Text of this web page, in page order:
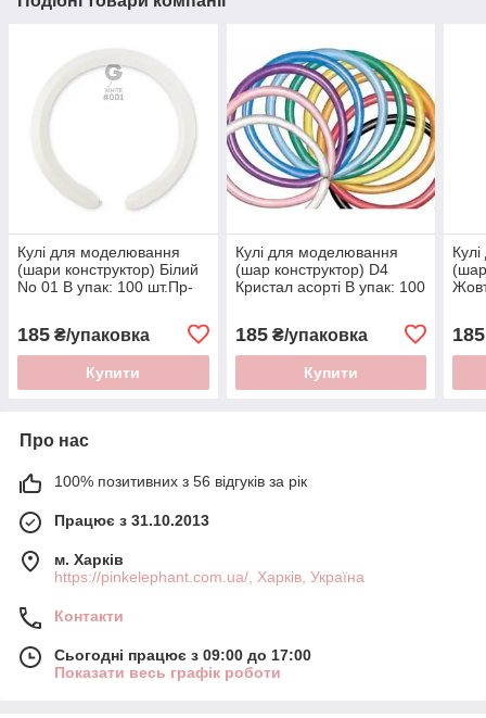
Кулі для моделювання
(шари конструктор) Білий
No 01 В упак: 100 шт.Пр-
185 ₴/упаковка
Купити
Кулі для моделювання
(шар конструктор) D4
Кристал асорті В упак: 100
185₴/упаковка
Купити
185
Про нас
100% позитивних з 56 відгуків за рік
Працює з 31.10.2013
м. Харків
https://pinkelephant.com.ua/, Харків, Україна
Контакти
Сьогодні працює з 09:00 до 17:00
Показати весь графік роботи